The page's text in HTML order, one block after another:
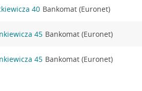
40 Bankomat (Euronet)
45 Bankomat (Euronet)
45 Bankomat (Euronet)